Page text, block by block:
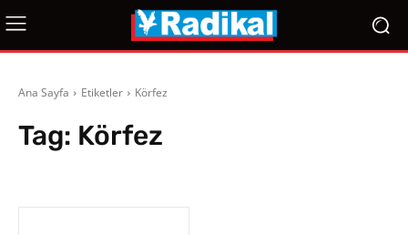
Ana Sayfa Etiketler Körfez
Tag: Körfez